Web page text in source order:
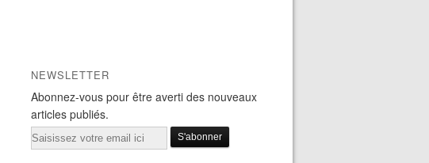
NEWSLETTER
Abonnez-vous pour être averti des nouveaux
articles publiés.
Email